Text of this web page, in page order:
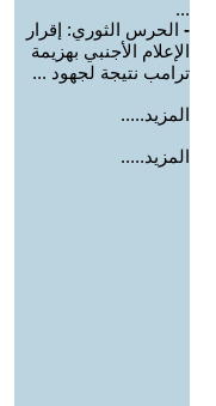
...
- الحرس الثوري: إقرار
الإعلام الأجنبي بهزيمة
ترامب نتيجة لجهود ...
المزيد.....
المزيد.....